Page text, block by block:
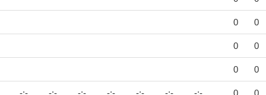
0 0
0 0
0 0